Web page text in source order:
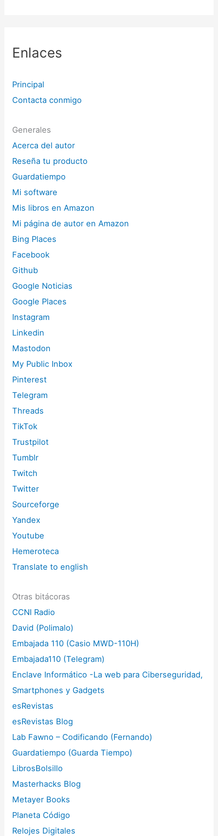
Enlaces
Principal
Contacta conmigo
Generales
Acerca del autor
Reseña tu producto
Guardatiempo
Mi software
Mis libros en Amazon
Mi página de autor en Amazon
Bing Places
Facebook
Github
Google Noticias
Google Places
Instagram
Linkedin
Mastodon
My Public Inbox
Pinterest
Telegram
Threads
TikTok
Trustpilot
Tumblr
Twitch
Twitter
Sourceforge
Yandex
Youtube
Hemeroteca
Translate to english
Otras bitácoras
CCNI Radio
David (Polimalo)
Embajada 110 (Casio MWD-110H)
Embajada110 (Telegram)
Enclave Informático -La web para Ciberseguridad,
Smartphones y Gadgets
esRevistas
esRevistas Blog
Lab Fawno – Codificando (Fernando)
Guardatiempo (Guarda Tiempo)
LibrosBolsillo
Masterhacks Blog
Metayer Books
Planeta Código
Relojes Digitales